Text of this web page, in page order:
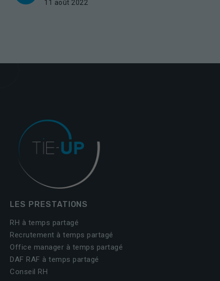
11 août 2022
LES PRESTATIONS
RH à temps partagé
Recrutement à temps partagé
Office manager à temps partagé
DAF RAF à temps partagé
Conseil RH